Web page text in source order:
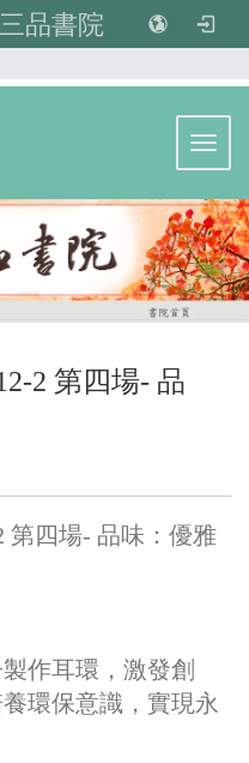
品書院
2 第四場- 品
第四場- 品味：優雅
作耳環，激發創
環保意識，實現永